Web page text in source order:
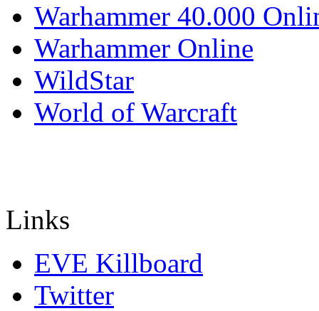
Warhammer 40.000
Warhammer Online
WildStar
World of Warcraft
Links
EVE Killboard
Twitter